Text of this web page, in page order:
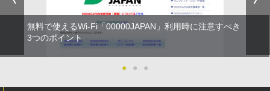
無料で使えるWi-Fi「00000JAPAN」利用時に注意すべき
3つのポイント
● ● ●